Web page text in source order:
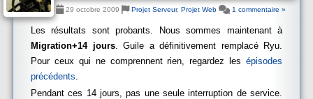
29 octobre 2009 Projet Serveur, Projet Web 1 commentaire »
Les résultats sont probants. Nous sommes maintenant à
Migration+14 jours. Guile a définitivement remplacé Ryu.
Pour ceux qui ne comprennent rien, regardez les épisodes
précédents.
Pendant ces 14 jours, pas une seule interruption de service.